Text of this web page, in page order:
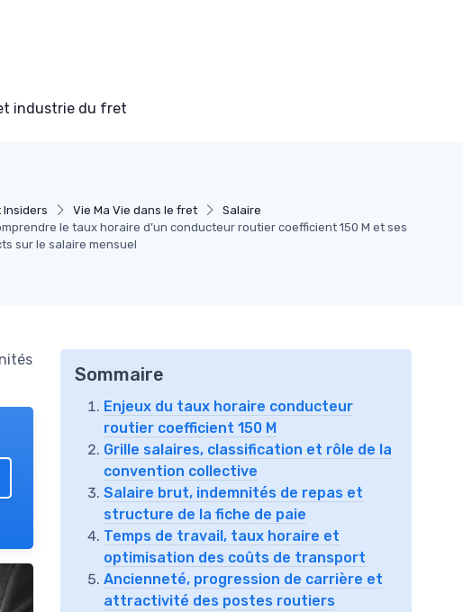
et industrie du fret
Insiders Vie Ma Vie dans le fret
Salaire
le taux horaire d’un conducteur routier coefficient 150 M et ses
sur le salaire mensuel
Sommaire
Enjeux du taux horaire conducteur
routier coefficient 150 M
Grille salaires, classification et rôle de la
convention collective
Salaire brut, indemnités de repas et
structure de la fiche de paie
Temps de travail, taux horaire et
optimisation des coûts de transport
Ancienneté, progression de carrière et
attractivité des postes routiers